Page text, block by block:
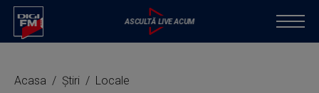
Acasa Știri Locale